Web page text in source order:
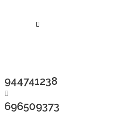
944741238
696509373